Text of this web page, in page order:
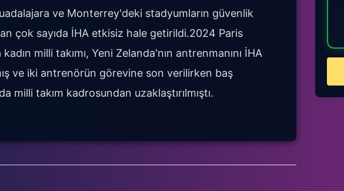
ve Monterrey'deki stadyumların güvenlik
çok sayıda İHA etkisiz hale getirildi.2024 Paris
milli takımı, Yeni Zelanda'nın antrenmanını İHA
ve iki antrenörün görevine son verilirken baş
milli takım kadrosundan uzaklaştırılmıştı.